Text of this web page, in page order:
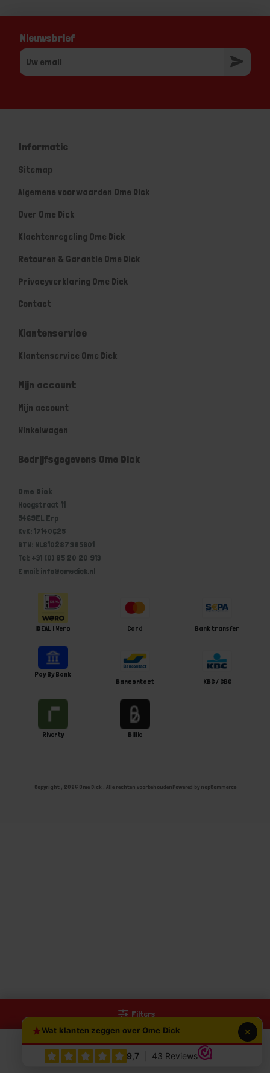
0
Filters
Nieuwsbrief
Informatie
Sitemap
Algemene voorwaarden Ome Dick
Over Ome Dick
Klachtenregeling Ome Dick
Retouren & Garantie Ome Dick
Privacyverklaring Ome Dick
Contact
Klantenservice
Klantenservice Ome Dick
Mijn account
Mijn account
Winkelwagen
Bedrijfsgegevens Ome Dick
Ome Dick
Hoogstraat 11
5469EL Erp
KvK: 17140625
BTW: NL810287985B01
Tel: +31 (0) 85 20 20 913
Email: info@omedick.nl
iDEAL | Wero Card Bank transfer
Pay By Bank
Bancontact
KBC / CBC
Riverty Billie
Copyright ; 2026 Ome Dick . Alle rechten voorbehoudenPowered by nopCommerce
Wat klanten zeggen over Ome Dick